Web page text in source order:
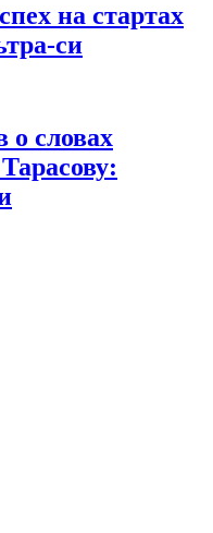
на стартах
си
словах